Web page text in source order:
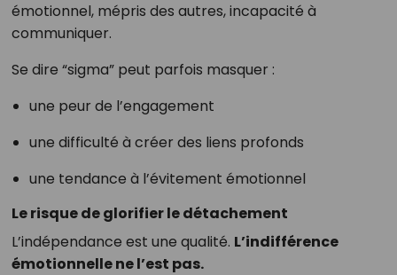
émotionnel, mépris des autres, incapacité à
communiquer.
Se dire “sigma” peut parfois masquer :
une peur de l’engagement
une difficulté à créer des liens profonds
une tendance à l’évitement émotionnel
Le risque de glorifier le détachement
L’indépendance est une qualité. L’indifférence
émotionnelle ne l’est pas.